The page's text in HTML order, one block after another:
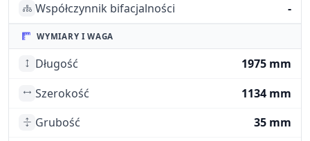
Współczynnik bifacjalności
-
WYMIARY I WAGA
Długość
1975 mm
Szerokość
1134 mm
Grubość
35 mm